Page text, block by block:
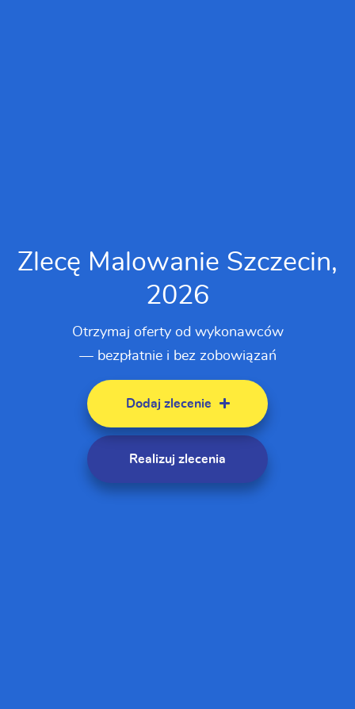
Zlecę Malowanie Szczecin,
2026
Otrzymaj oferty od wykonawców
— bezpłatnie i bez zobowiązań
Dodaj zlecenie
Realizuj zlecenia